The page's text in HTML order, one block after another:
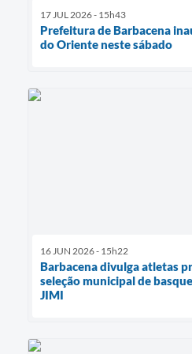
17 JUL 2026 - 15h43
Prefeitura de Barbacena
do Oriente neste sábado
16 JUN 2026 - 15h22
Barbacena divulga atletas
seleção municipal de
JIMI